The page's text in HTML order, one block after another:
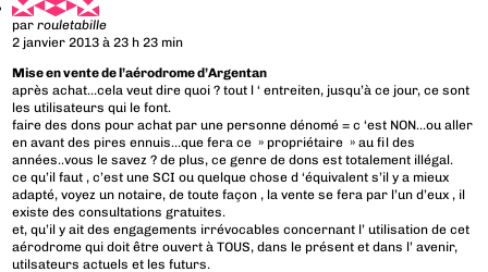
parrouletabille
2 janvier 2013 à 23 h 23 min
Mise en vente de l’aérodrome d’Argentan
après achat…cela veut dire quoi ? tout l ‘ entreiten, jusqu’à ce jour, ce sont
les utilisateurs qui le font.
faire des dons pour achat par une personne dénomé = c ‘est NON…ou aller
en avant des pires ennuis…que fera ce » propriétaire » au fil des
années..vous le savez ? de plus, ce genre de dons est totalement illégal.
ce qu’il faut , c’est une SCI ou quelque chose d ‘équivalent s’il y a mieux
adapté, voyez un notaire, de toute façon , la vente se fera par l’un d’eux , il
existe des consultations gratuites.
et, qu’il y ait des engagements irrévocables concernant l’ utilisation de cet
aérodrome qui doit être ouvert à TOUS, dans le présent et dans l’ avenir,
utilsateurs actuels et les futurs.